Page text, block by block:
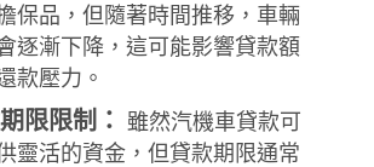
保品，但隨著時間推移，車輛
逐漸下降，這可能影響貸款額
款壓力。
限限制：
雖然汽機車貸款可
靈活的資金，但貸款期限通常